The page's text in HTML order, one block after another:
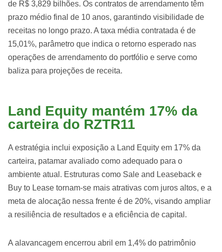
de R$ 3,829 bilhões. Os contratos de arrendamento têm
prazo médio final de 10 anos, garantindo visibilidade de
receitas no longo prazo. A taxa média contratada é de
15,01%, parâmetro que indica o retorno esperado nas
operações de arrendamento do portfólio e serve como
baliza para projeções de receita.
Land Equity mantém 17% da
carteira do RZTR11
A estratégia inclui exposição a Land Equity em 17% da
carteira, patamar avaliado como adequado para o
ambiente atual. Estruturas como Sale and Leaseback e
Buy to Lease tornam-se mais atrativas com juros altos, e a
meta de alocação nessa frente é de 20%, visando ampliar
a resiliência de resultados e a eficiência de capital.
A alavancagem encerrou abril em 1,4% do patrimônio